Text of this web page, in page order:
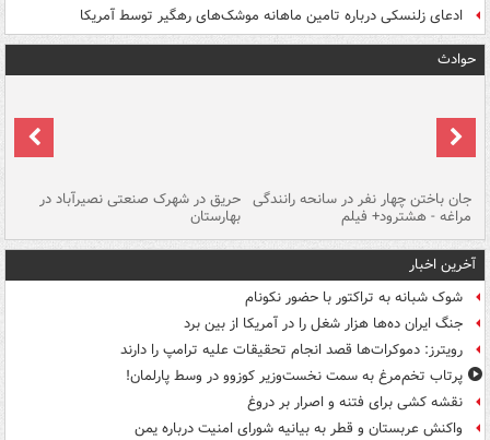
ادعای زلنسکی درباره تامین ماهانه موشک‌های رهگیر توسط آمریکا
حوادث
جان باختن چهار نفر در سانحه رانندگی
مراغه - هشترود+ فیلم
حریق در شهرک صنعتی نصیرآباد در
بهارستان
آخرین اخبار
شوک شبانه به تراکتور با حضور نکونام
جنگ ایران ده‌ها هزار شغل را در آمریکا از بین برد
رویترز: دموکرات‌ها قصد انجام تحقیقات علیه ترامپ را دارند
پرتاب تخم‌مرغ به سمت نخست‌وزیر کوزوو در وسط پارلمان!
نقشه کشی برای فتنه و اصرار بر دروغ
واکنش عربستان و قطر به بیانیه شورای امنیت درباره یمن